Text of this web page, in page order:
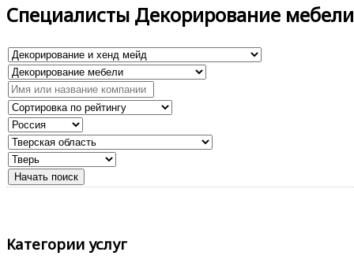
Специалисты Декорирование мебели
Категории услуг